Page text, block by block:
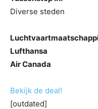
Diverse steden
Lufthansa
Air Canada
Bekijk de deal!
[outdated]